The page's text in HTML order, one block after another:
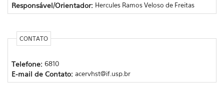
Responsável/Orientador: Hercules Ramos Veloso de Freitas
CONTATO
Telefone: 6810
E-mail de Contato: acervhst@if.usp.br